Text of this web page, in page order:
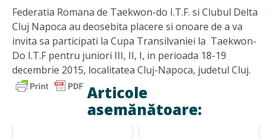
Federatia Romana de Taekwon-do I.T.F. si Clubul Delta
Cluj Napoca au deosebita placere si onoare de a va
invita sa participati la Cupa Transilvaniei la Taekwon-
Do I.T.F pentru juniori III, II, I, in perioada 18-19
decembrie 2015, localitatea Cluj-Napoca, judetul Cluj.
Articole
asemănătoare: